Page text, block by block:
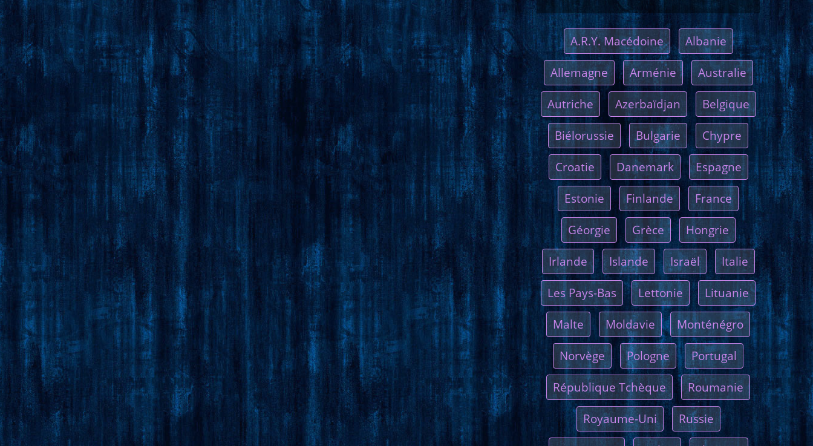
A.R.Y. Macédoine Albanie
Allemagne Arménie Australie
Autriche Azerbaïdjan Belgique
Biélorussie Bulgarie Chypre
Croatie Danemark Espagne
Estonie Finlande France
Géorgie Grèce Hongrie
Irlande Islande Israël Italie
Les Pays-Bas Lettonie Lituanie
Malte Moldavie Monténégro
Norvège Pologne Portugal
République Tchèque Roumanie
Royaume-Uni Russie